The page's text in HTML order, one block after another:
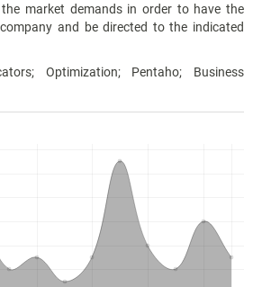
market demands in order to have the
and be directed to the indicated
Optimization; Pentaho; Business